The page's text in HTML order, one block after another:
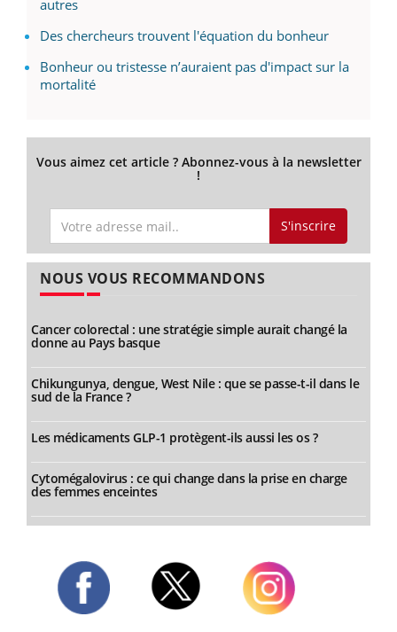
autres
Des chercheurs trouvent l'équation du bonheur
Bonheur ou tristesse n’auraient pas d'impact sur la
mortalité
Vous aimez cet article ? Abonnez-vous à la newsletter
!
S'inscrire
NOUS VOUS RECOMMANDONS
Cancer colorectal : une stratégie simple aurait changé la
donne au Pays basque
Chikungunya, dengue, West Nile : que se passe-t-il dans le
sud de la France ?
Les médicaments GLP-1 protègent-ils aussi les os ?
Cytomégalovirus : ce qui change dans la prise en charge
des femmes enceintes